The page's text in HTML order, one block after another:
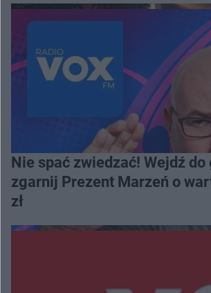
Nie spać zwiedzać! Wejdź do
zgarnij Prezent Marzeń o
zł